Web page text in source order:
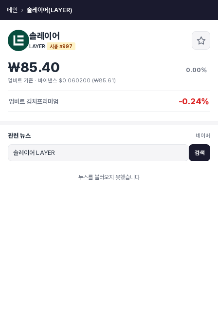
메인 솔레이어(LAYER)
솔레이어
LAYER· 시총 #997
₩85.40 0.00%
업비트 기준 · 바이낸스 $0.060200 (₩85.61)
업비트 김치프리미엄 -0.24%
관련 뉴스 네이버
검색
뉴스를 불러오지 못했습니다